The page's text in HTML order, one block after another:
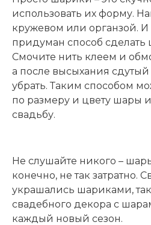
использовать их форму.
кружевом или органзой.
придуман способ сделать
Смочите нить клеем и
а после высыхания
убрать. Таким способом
по размеру и цвету шары
свадьбу.
Не слушайте никого –
конечно, не так затратно.
украшались шариками,
свадебного декора с
каждый новый сезон.